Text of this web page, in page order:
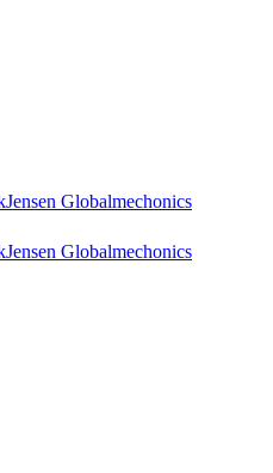
Jensen Globalmechonics
Jensen Globalmechonics